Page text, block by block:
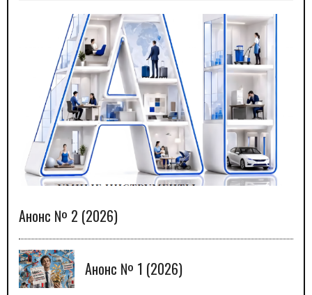
Анонс № 2 (2026)
Анонс № 1 (2026)